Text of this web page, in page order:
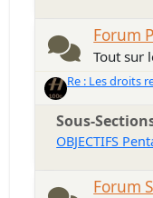
Forum
Tout sur
Re : Les droits
Sous-
OBJECTIFS
Forum